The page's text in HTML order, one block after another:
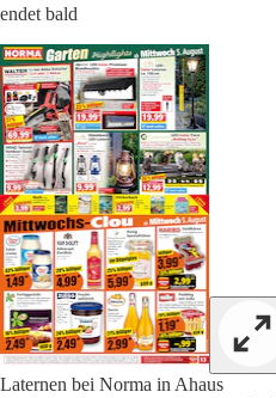
endet bald
Laternen bei Norma in Ahaus